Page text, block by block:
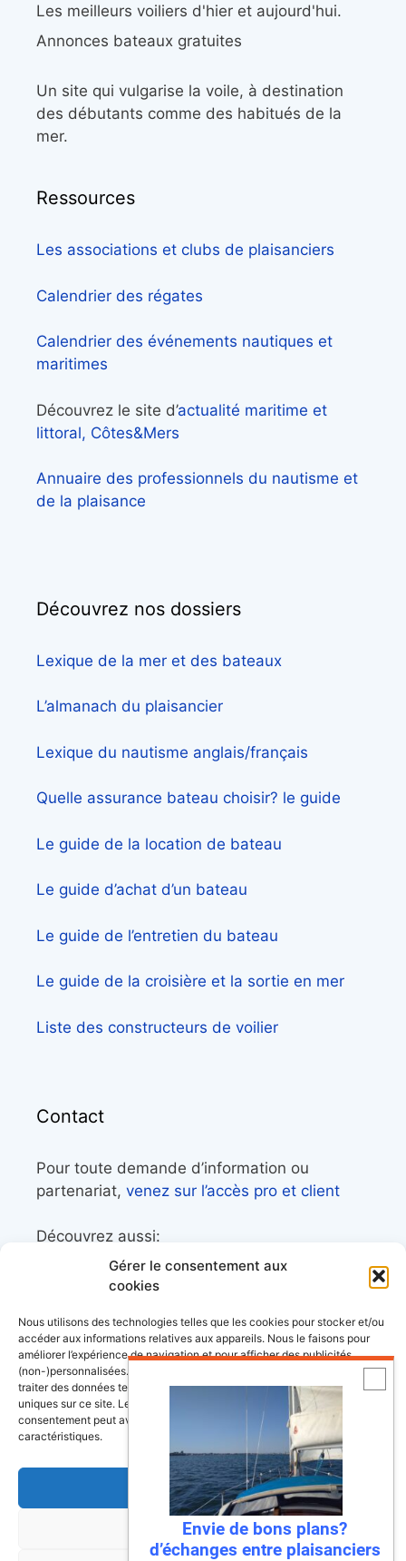
Gérer le consentement aux
cookies
Nous utilisons des technologies telles que les cookies pour stocker et/ou
accéder aux informations relatives aux appareils. Nous le faisons pour
améliorer l’expérience de navigation et pour afficher des publicités
(non-)personnalisées. Consentir à ces technologies nous autorisera à
traiter des données telles que le comportement de navigation ou les ID
uniques sur ce site. Le fait de ne pas consentir ou de retirer son
consentement peut avoir un effet négatif sur certaines fonctonnalités et
caractéristiques.
Accepter
Refuser
Les meilleurs voiliers d'hier et aujourd'hui.
Annonces bateaux gratuites
Un site qui vulgarise la voile, à destination
des débutants comme des habitués de la
mer.
Ressources
Les associations et clubs de plaisanciers
Calendrier des régates
Calendrier des événements nautiques et
maritimes
Découvrez le site d’actualité maritime et
littoral, Côtes&Mers
Annuaire des professionnels du nautisme et
de la plaisance
Découvrez nos dossiers
Lexique de la mer et des bateaux
L’almanach du plaisancier
Lexique du nautisme anglais/français
Quelle assurance bateau choisir? le guide
Le guide de la location de bateau
Le guide d’achat d’un bateau
Le guide de l’entretien du bateau
Le guide de la croisière et la sortie en mer
Liste des constructeurs de voilier
Contact
Pour toute demande d’information ou
partenariat, venez sur l’accès pro et client
Découvrez aussi:
Côtes&Mers, le magazine du littoral et sa
Mers&Montagnes, Equipement outdoor pour
le trek et le raid nautique
BoatingAds, le site d’annonces bateaux
européen
Stock images by Depositphotos
Envie de bons plans?
d’échanges entre plaisanciers